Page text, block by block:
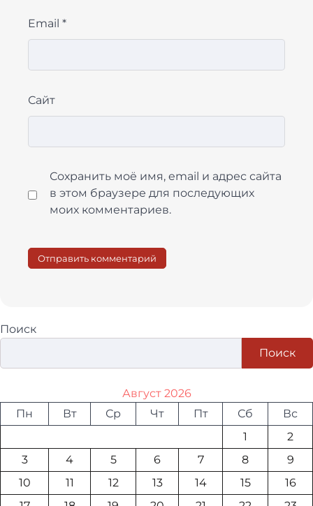
Email *
Сайт
Сохранить моё имя, email и адрес сайта
в этом браузере для последующих
моих комментариев.
Поиск
Поиск
Август 2026
Пн
Вт Ср Чт Пт Сб
Вс
1
2
3
4 5 6 7 8
9
10
11 12 13 14 15
16